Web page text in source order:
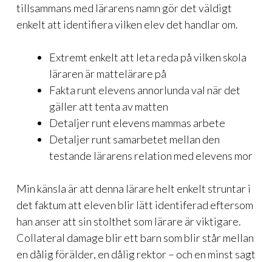
tillsammans med lärarens namn gör det väldigt
enkelt att identifiera vilken elev det handlar om.
Extremt enkelt att leta reda på vilken skola
läraren är mattelärare på
Fakta runt elevens annorlunda val när det
gäller att tenta av matten
Detaljer runt elevens mammas arbete
Detaljer runt samarbetet mellan den
testande lärarens relation med elevens mor
Min känsla är att denna lärare helt enkelt struntar i
det faktum att eleven blir lätt identiferad eftersom
han anser att sin stolthet som lärare är viktigare.
Collateral damage blir ett barn som blir står mellan
en dålig förälder, en dålig rektor – och en minst sagt